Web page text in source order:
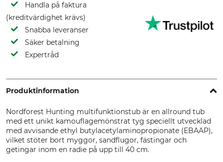
Handla på faktura
(kreditvärdighet krävs)
Snabba leveranser
Säker betalning
Expertråd
Produktinformation
Nordforest Hunting multifunktionstub är en allround tub
med ett unikt kamouflagemönstrat tyg speciellt utvecklad
med avvisande ethyl butylacetylaminopropionate (EBAAP),
vilket stöter bort myggor, sandflugor, fästingar och
getingar inom en radie på upp till 40 cm.